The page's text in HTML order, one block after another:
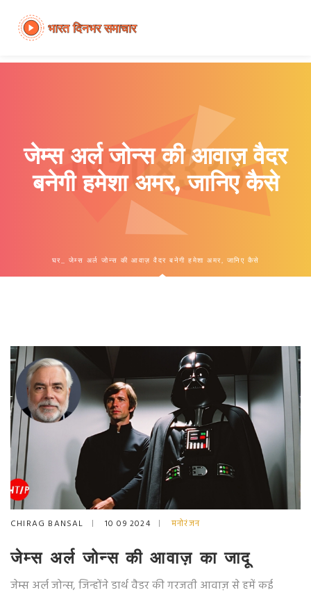
जेम्स अर्ल जोन्स की आवाज़ वैदर
बनेगी हमेशा अमर, जानिए कैसे
घर जेम्स अर्ल जोन्स की आवाज़ वैदर बनेगी हमेशा अमर, जानिए कैसे
CHIRAG BANSAL 10 09 2024 मनोरंजन
जेम्स अर्ल जोन्स की आवाज़ का जादू
जेम्स अर्ल जोन्स, जिन्होंने डार्थ वैडर की गरजती आवाज़ से हमें कई